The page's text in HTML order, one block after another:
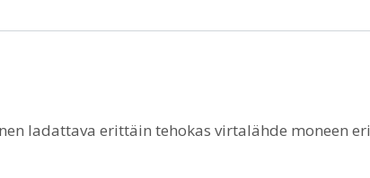
ladattava erittäin tehokas virtalähde moneen eri